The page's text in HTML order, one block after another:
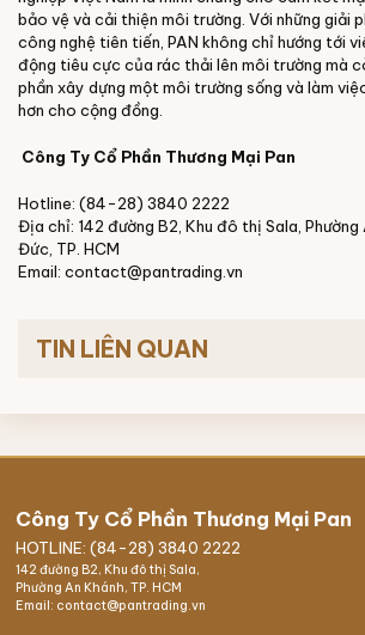
bảo vệ và cải thiện môi trường. Với những giải
công nghệ tiên tiến, PAN không chỉ hướng tới
động tiêu cực của rác thải lên môi trường mà
phần xây dựng một môi trường sống và làm
hơn cho cộng đồng.
Công Ty Cổ Phần Thương Mại Pan
Hotline: (84-28) 3840 2222
Địa chỉ: 142 đường B2, Khu đô thị Sala, Phường
Đức, TP. HCM
Email: contact@pantrading.vn
TIN LIÊN QUAN
Công Ty Cổ Phần Thương Mại Pan
HOTLINE: (84-28) 3840 2222
142 đường B2, Khu đô thị Sala,
Phường An Khánh, TP. HCM
Email: contact@pantrading.vn